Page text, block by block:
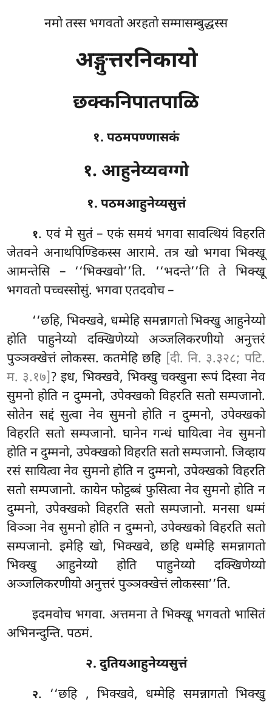
नमो तस्स भगवतो अरहतो सम्मासम्बुद्धस्स
अङ्गुत्तरनिकायो
छक्कनिपातपाळि
१. पठमपण्णासकं
१. आहुनेय्यवग्गो
१. पठमआहुनेय्यसुत्तं
१. एवं मे सुतं – एकं समयं भगवा सावत्थियं विहरति
जेतवने अनाथपिण्डिकस्स आरामे. तत्र खो भगवा भिक्खू
आमन्तेसि – ‘‘भिक्खवो’’ति. ‘‘भदन्ते’’ति ते भिक्खू
भगवतो पच्चस्सोसुं. भगवा एतदवोच –
‘‘छहि, भिक्खवे, धम्मेहि समन्नागतो भिक्खु आहुनेय्यो
होति पाहुनेय्यो दक्खिणेय्योअञ्जलिकरणीयो अनुत्तरं
पुञ्ञक्खेत्तं लोकस्स. कतमेहि छहि [दी. नि. ३.३२८; पटि.
म. ३.१७]? इध, भिक्खवे, भिक्खु चक्खुना रूपं दिस्वा नेव
सुमनो होति न दुम्मनो, उपेक्खको विहरति सतो सम्पजानो.
सोतेन सद्दं सुत्वा नेव सुमनो होति न दुम्मनो, उपेक्खको
विहरति सतो सम्पजानो. घानेन गन्धं घायित्वा नेव सुमनो
होति न दुम्मनो, उपेक्खको विहरति सतो सम्पजानो. जिव्हाय
रसं सायित्वा नेव सुमनो होति न दुम्मनो, उपेक्खको विहरति
सतो सम्पजानो. कायेन फोट्ठब्बं फुसित्वा नेव सुमनो होति न
दुम्मनो, उपेक्खको विहरति सतो सम्पजानो. मनसा धम्मं
विञ्ञा नेव सुमनो होति न दुम्मनो, उपेक्खको विहरति सतो
सम्पजानो. इमेहि खो, भिक्खवे, छहि धम्मेहि समन्नागतो
भिक्खु आहुनेय्यो होति पाहुनेय्यो दक्खिणेय्यो
अञ्जलिकरणीयो अनुत्तरं पुञ्ञक्खेत्तं लोकस्सा’’ति.
इदमवोच भगवा. अत्तमना ते भिक्खू भगवतो भासितं
अभिनन्दुन्ति. पठमं.
२. दुतियआहुनेय्यसुत्तं
२. ‘‘छहि , भिक्खवे, धम्मेहि समन्नागतो भिक्खु